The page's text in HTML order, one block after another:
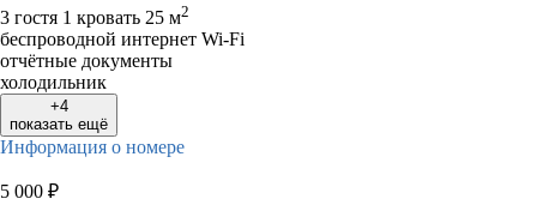
3 гостя 1 кровать 25 м2
беспроводной интернет Wi-Fi
отчётные документы
холодильник
+4
показать ещё
Информация о номере
5 000 ₽